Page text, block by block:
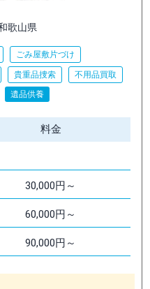
歌山県
ごみ屋敷片づけ
貴重品捜索
不用品買取
遺品供養
料金
30,000円～
60,000円～
90,000円～